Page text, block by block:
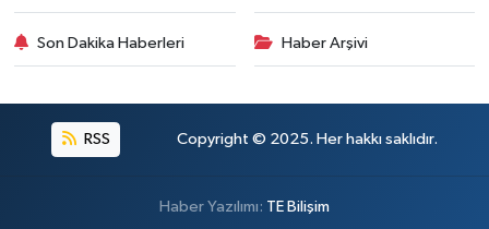
Son Dakika Haberleri Haber Arşivi
RSS Copyright © 2025. Her hakkı saklıdır.
Haber Yazılımı: TE Bilişim